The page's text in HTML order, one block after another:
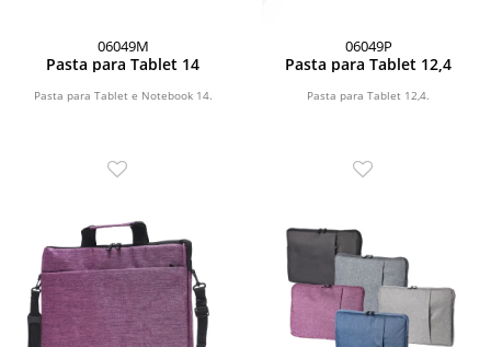
06049M
Pasta para Tablet 14
Pasta para Tablet e Notebook 14.
06049P
Pasta para Tablet 12,4
Pasta para Tablet 12,4.